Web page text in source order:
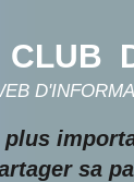
CLUB
sa
plus